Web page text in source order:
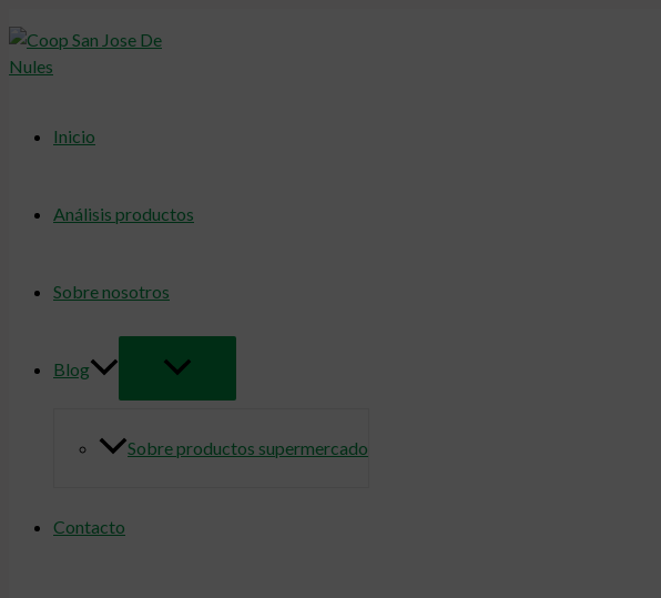
al
contenido
Inicio
Análisis productos
Sobre nosotros
Blog
Sobre productos supermercado
Contacto